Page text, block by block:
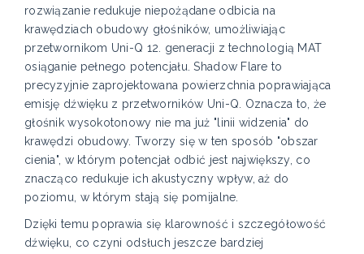
rozwiązanie redukuje niepożądane odbicia na
krawędziach obudowy głośników, umożliwiając
przetwornikom Uni-Q 12. generacji z technologią MAT
osiąganie pełnego potencjału. Shadow Flare to
precyzyjnie zaprojektowana powierzchnia poprawiająca
emisję dźwięku z przetworników Uni-Q. Oznacza to, że
głośnik wysokotonowy nie ma już "linii widzenia" do
krawędzi obudowy. Tworzy się w ten sposób "obszar
cienia", w którym potencjał odbić jest największy, co
znacząco redukuje ich akustyczny wpływ, aż do
poziomu, w którym stają się pomijalne.
Dzięki temu poprawia się klarowność i szczegółowość
dźwięku, co czyni odsłuch jeszcze bardziej